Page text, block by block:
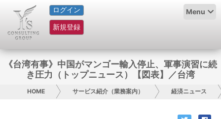
ログイン
新規登録
Menu
HOME
サービス紹介
コラム
グループ概要
《台湾有事》中国がマンゴー輸入停止、軍事演習に続
き圧力（トップニュース）【図表】／台湾
HOME サービス紹介（業務案内） 経済ニュース